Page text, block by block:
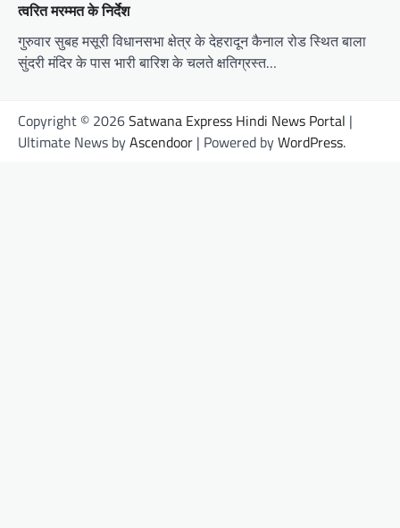
त्वरित मरम्मत के निर्देश
गुरुवार सुबह मसूरी विधानसभा क्षेत्र के देहरादून कैनाल रोड स्थित बाला
सुंदरी मंदिर के पास भारी बारिश के चलते क्षतिग्रस्त…
Copyright © 2026Satwana Express Hindi News Portal |
Ultimate News byAscendoor | Powered byWordPress.